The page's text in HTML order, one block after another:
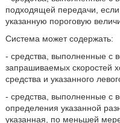
подходящей передачи,
указанную пороговую
Система может содержать:
- средства, выполненные с
запрашиваемых скоростей
средства и указанного
- средства, выполненные с
определения указанной
указанная, по меньшей